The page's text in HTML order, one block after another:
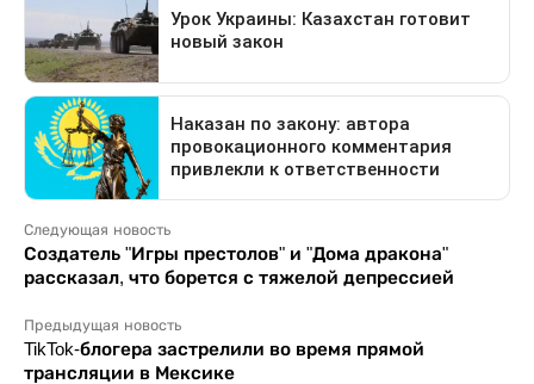
Следующая новость
Создатель "Игры престолов" и "Дома дракона"
рассказал, что борется с тяжелой депрессией
Предыдущая новость
TikTok-блогера застрелили во время прямой
трансляции в Мексике